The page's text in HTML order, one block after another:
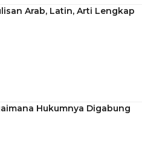
Arab, Latin, Arti Lengkap
Hukumnya Digabung